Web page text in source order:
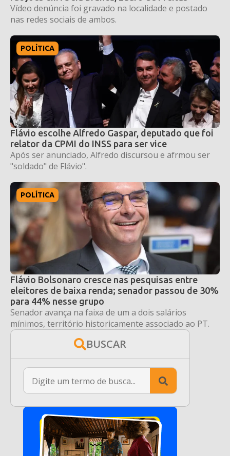
Vídeo denúncia foi gravado na localidade e postado
nas redes sociais de ambos.
POLÍTICA
Flávio escolhe Alfredo Gaspar, deputado que foi
relator da CPMI do INSS para ser vice
Após ser anunciado, Alfredo discursou e afrmou ser
"soldado" de Flávio".
POLÍTICA
Flávio Bolsonaro cresce nas pesquisas entre
eleitores de baixa renda; senador passou de 30%
para 44% nesse grupo
Senador avança na faixa de um a dois salários
mínimos, território historicamente associado ao PT.
BUSCAR
Search